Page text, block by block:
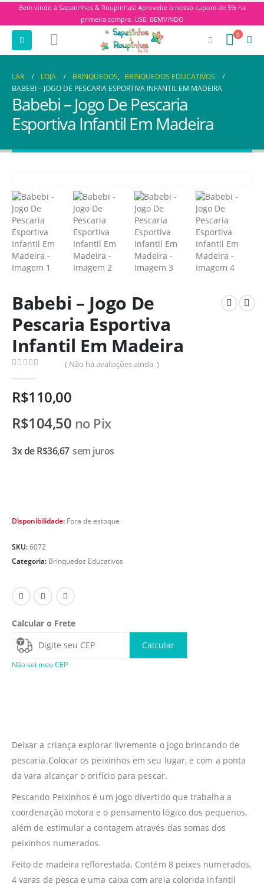
Bem vindo à Sapatinhos & Roupinhas! Aproveite o nosso cupom de 5% na
primeira compra. USE: BEMVINDO
0
LAR LOJA BRINQUEDOS, BRINQUEDOS EDUCATIVOS
BABEBI – JOGO DE PESCARIA ESPORTIVA INFANTIL EM MADEIRA
Babebi – Jogo De Pescaria
Esportiva Infantil Em Madeira
Babebi – Jogo De
Pescaria Esportiva
Infantil Em Madeira
( Não há avaliações ainda. )
R$110,00
R$104,50 no Pix
3x deR$36,67 sem juros
Disponibilidade: Fora de estoque
SKU:6072
Categoria: Brinquedos Educativos
Calcular o Frete
Calcular
Não sei meu CEP
Deixar a criança explorar livremente o jogo brincando de
pescaria.Colocar os peixinhos em seu lugar, e com a ponta
da vara alcançar o orifício para pescar.
Pescando Peixinhos é um jogo divertido que trabalha a
coordenação motora e o pensamento lógico dos pequenos,
além de estimular a contagem através das somas dos
peixinhos numerados.
Feito de madeira reflorestada. Contém 8 peixes numerados,
4 varas de pesca e uma caixa com areia colorida infantil